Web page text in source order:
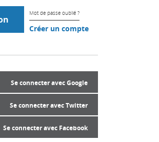
Mot de passe oublié ?
Créer un compte
Se connecter avec Google
Se connecter avec Twitter
Se connecter avec Facebook